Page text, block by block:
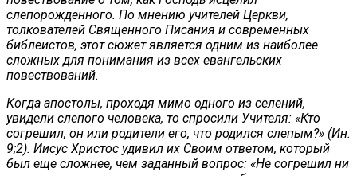
слепорожденного. По мнению учителей Церкви,
толкователей Священного Писания и современных
библеистов, этот сюжет является одним из наиболее
сложных для понимания из всех евангельских
повествований.
Когда апостолы, проходя мимо одного из селений,
увидели слепого человека, то спросили Учителя: «Кто
согрешил, он или родители его, что родился слепым?» (Ин.
9;2). Иисус Христос удивил их Своим ответом, который
был еще сложнее, чем заданный вопрос: «Не согрешил ни